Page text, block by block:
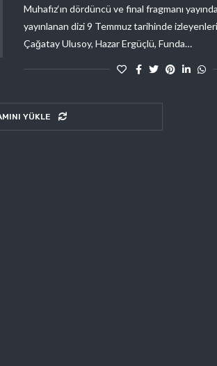
Muhafız‘ın dördüncü ve final fragmanı
yayınlanan dizi 9 Temmuz tarihinde
Çağatay Ulusoy, Hazar Ergüçlü, Funda…
YÜKLE